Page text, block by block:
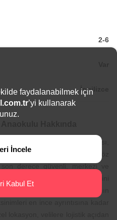
2-6
İngilizce
Mersin’in tarihi mirası,
kenti kimliğiyle adından söz
minik yaş gruplarının
faydalanabilmek için
’yi kullanarak
İncele
Kabul Et